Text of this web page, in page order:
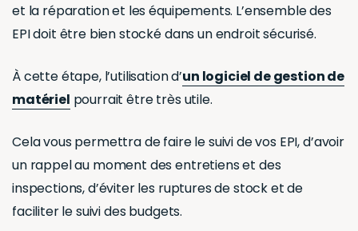
et la réparation et les équipements. L’ensemble des
EPI doit être bien stocké dans un endroit sécurisé.
À cette étape, l’utilisation d’un logiciel de gestion de
matériel pourrait être très utile.
Cela vous permettra de faire le suivi de vos EPI, d’avoir
un rappel au moment des entretiens et des
inspections, d’éviter les ruptures de stock et de
faciliter le suivi des budgets.